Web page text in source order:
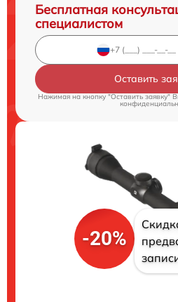
Бесплатная
специалистом
Оставить
Нажимая на кнопку "Оставить заявку"
-20%